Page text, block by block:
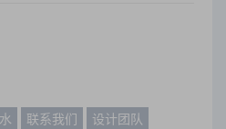
联系我们
设计团队